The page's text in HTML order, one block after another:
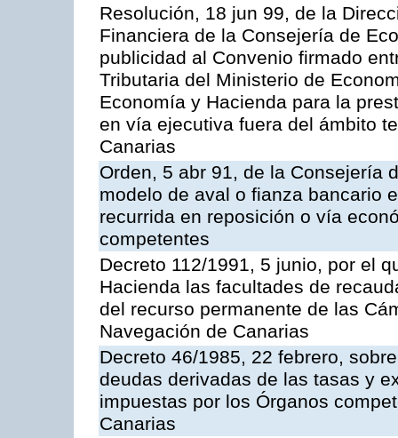
Resolución, 18 jun 99, de la
Financiera de la Consejería de
publicidad al Convenio firmado
Tributaria del Ministerio de
Economía y Hacienda para la
en vía ejecutiva fuera del ámbito
Canarias
Orden, 5 abr 91, de la Consejería
modelo de aval o fianza bancario
recurrida en reposición o vía
competentes
Decreto 112/1991, 5 junio, por el
Hacienda las facultades de
del recurso permanente de las
Navegación de Canarias
Decreto 46/1985, 22 febrero,
deudas derivadas de las tasas y
impuestas por los Órganos
Canarias